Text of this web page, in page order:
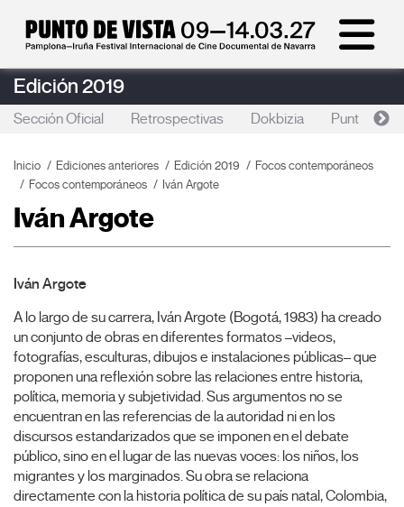
Edición 2019
Sección Oficial Retrospectivas Dokbizia Punto de
Inicio Ediciones anteriores Edición 2019
Focos contemporáneos
Focos contemporáneos
Iván Argote
Iván Argote
Iván Argote
A lo largo de su carrera, Iván Argote (Bogotá, 1983) ha creado
un conjunto de obras en diferentes formatos –videos,
fotografías, esculturas, dibujos e instalaciones públicas– que
proponen una reflexión sobre las relaciones entre historia,
política, memoria y subjetividad. Sus argumentos no se
encuentran en las referencias de la autoridad ni en los
discursos estandarizados que se imponen en el debate
público, sino en el lugar de las nuevas voces: los niños, los
migrantes y los marginados. Su obra se relaciona
directamente con la historia política de su país natal, Colombia,